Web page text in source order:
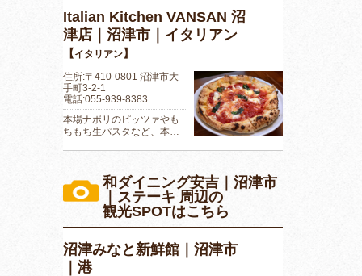
Italian Kitchen VANSAN 沼
津店｜沼津市｜イタリアン
【イタリアン】
住所:〒410-0801 沼津市大
手町3-2-1
電話:055-939-8383
本場ナポリのピッツァやも
ちもち生パスタなど、本…
和ダイニング安吉｜沼津市
｜ステーキ 周辺の
観光SPOTはこちら
沼津みなと新鮮館｜沼津市
｜港